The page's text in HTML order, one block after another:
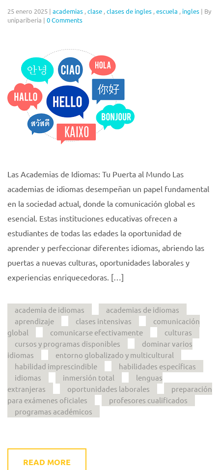
25 enero 2025 | academias ,clase ,clases de ingles ,escuela , ingles | By
unipariberia | 0 Comments
Las Academias de Idiomas: Tu Puerta al Mundo Las
academias de idiomas desempeñan un papel fundamental
en la sociedad actual, donde la comunicación global es
esencial. Estas instituciones educativas ofrecen a
estudiantes de todas las edades la oportunidad de
aprender y perfeccionar diferentes idiomas, abriendo las
puertas a nuevas culturas, oportunidades laborales y
experiencias enriquecedoras. […]
academia de idiomas
academias de idiomas
aprendizaje
clases intensivas
comunicación
global
comunicarse efectivamente
culturas
cursos y programas disponibles
dominar varios
idiomas
entorno globalizado y multicultural
habilidad imprescindible
habilidades específicas
idiomas
inmersión total
lenguas
extranjeras
oportunidades laborales
preparación
para exámenes oficiales
profesores cualificados
programas académicos
READ MORE